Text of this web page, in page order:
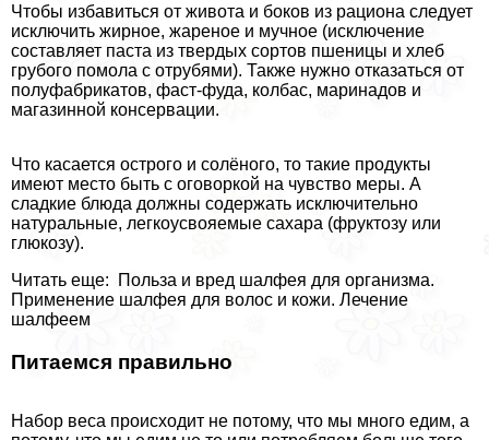
Чтобы избавиться от живота и боков из рациона следует
исключить жирное, жареное и мучное (исключение
составляет паста из твердых сортов пшеницы и хлеб
грубого помола с отрубями). Также нужно отказаться от
полуфабрикатов, фаст-фуда, колбас, маринадов и
магазинной консервации.
Что касается острого и солёного, то такие продукты
имеют место быть с оговоркой на чувство меры. А
сладкие блюда должны содержать исключительно
натуральные, легкоусвояемые сахара (фруктозу или
глюкозу).
Читать еще: Польза и вред шалфея для организма.
Применение шалфея для волос и кожи. Лечение
шалфеем
Питаемся правильно
Набор веса происходит не потому, что мы много едим, а